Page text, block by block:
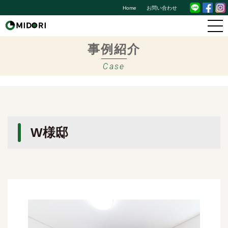
Home お問い合わせ
事例紹介
Case
W様邸